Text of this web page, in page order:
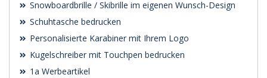
Snowboardbrille / Skibrille im eigenen Wunsch-Design
Schuhtasche bedrucken
Personalisierte Karabiner mit Ihrem Logo
Kugelschreiber mit Touchpen bedrucken
1a Werbeartikel